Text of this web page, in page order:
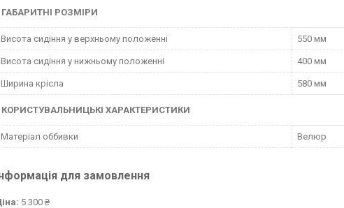
ГАБАРИТНІ РОЗМІРИ
Висота сидіння у верхньому положенні 550 мм
Висота сидіння у нижньому положенні 400 мм
Ширина крісла 580 мм
КОРИСТУВАЛЬНИЦЬКІ ХАРАКТЕРИСТИКИ
Матеріал оббивки Велюр
для замовлення
5 300 ₴